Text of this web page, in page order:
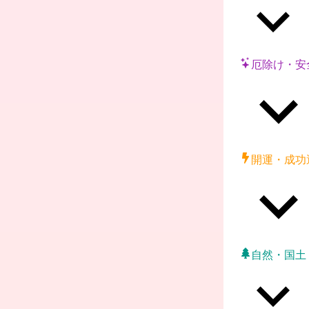
厄除け・安
開運・成功
自然・国土